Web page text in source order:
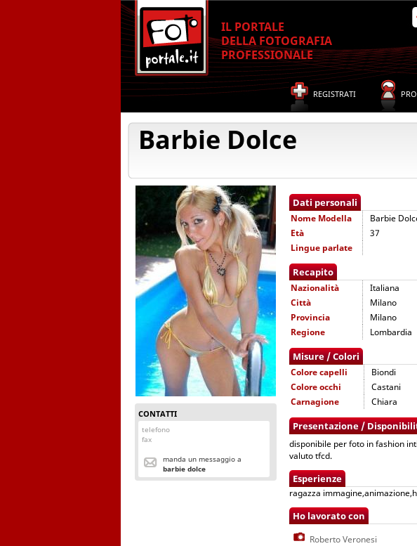
IL PORTALE
DELLA FOTOGRAFIA
PROFESSIONALE
REGISTRATI
Barbie Dolce
CONTATTI
telefono
fax
manda un messaggio a
barbie dolce
Dati personali
Nome Modella
Barbie
Età
37
Lingue parlate
Recapito
Nazionalità
Italiana
Città
Milano
Provincia
Milano
Regione
Lombardia
Misure / Colori
Colore capelli Biondi
Colore occhi
Castani
Carnagione
Chiara
Presentazione /
disponibile per foto in fashion
valuto tfcd.
Esperienze
ragazza
Ho lavorato con
Roberto Veronesi